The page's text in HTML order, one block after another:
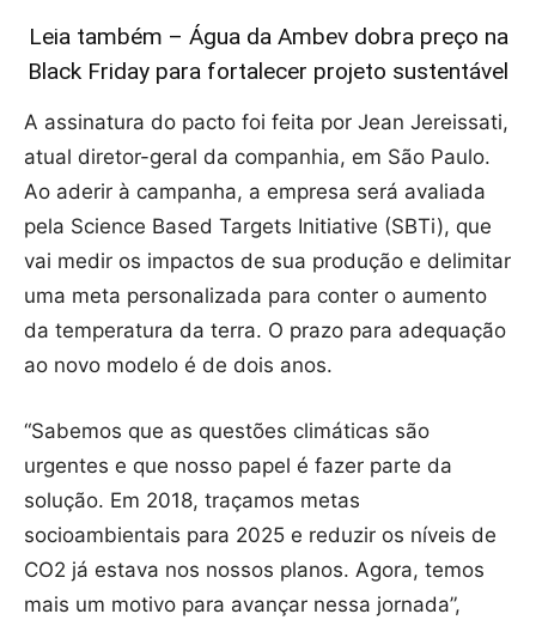
Leia também – Água da Ambev dobra preço na
Black Friday para fortalecer projeto sustentável
A assinatura do pacto foi feita por Jean Jereissati,
atual diretor-geral da companhia, em São Paulo.
Ao aderir à campanha, a empresa será avaliada
pela Science Based Targets Initiative (SBTi), que
vai medir os impactos de sua produção e delimitar
uma meta personalizada para conter o aumento
da temperatura da terra. O prazo para adequação
ao novo modelo é de dois anos.
“Sabemos que as questões climáticas são
urgentes e que nosso papel é fazer parte da
solução. Em 2018, traçamos metas
socioambientais para 2025 e reduzir os níveis de
CO2 já estava nos nossos planos. Agora, temos
mais um motivo para avançar nessa jornada”,